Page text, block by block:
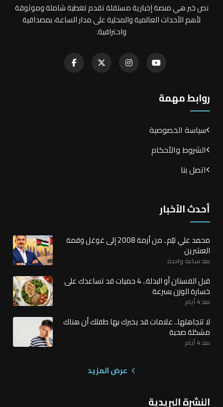
نص خبر هي منصة إخبارية مستقلة تقدم تغطية شاملة وموثوقة
لأهم الأحداث العالمية والمحلية على مدار الساعة، بمصداقية
واحترافية.
روابط مهمة
سياسة الخصوصية
الشروط والأحكام
اتصل بنا
أحدث الأخبار
محمد علي تيّم.. من أزمة 2008 إلى غوغل وقمة
العشرين
منذ ساعة واحدة
قبل الفستان أو البدلة.. 4 حميات قد تساعدك على
خسارة الوزن بسرعة
منذ 4 أيام
لا تتجاهلها.. علامات قد يخبرك بها طفلك أن هناك
مشكلة صحية
منذ 4 أيام
عرض المزيد
النشرة البريدية